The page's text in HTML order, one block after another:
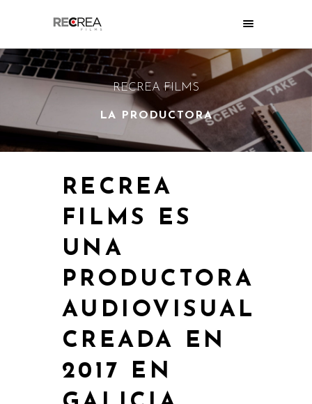
RECREA FILMS
LA PRODUCTORA
RECREA
FILMS ES
UNA
PRODUCTORA
AUDIOVISUAL
CREADA EN
2017 EN